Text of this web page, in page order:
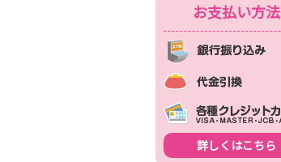
お支払い方法
詳しくはこちら